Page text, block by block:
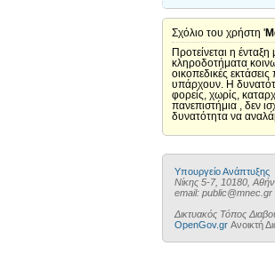
Σχόλιο του χρήστη '
Προτείνεται η
κληροδοτήματα
οικοπεδικές
υπάρχουν. Η
φορείς, χωρίς,
πανεπιστήμια , δεν
δυνατότητα να
Υπουργείο Ανάπτυξης
Νίκης 5-7, 10180,
email: public@mnec.gr
Δικτυακός Τόπος
OpenGov.gr Ανοικτή